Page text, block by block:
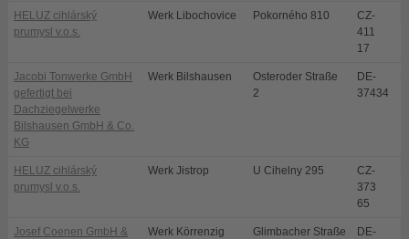
HELUZ cihlárský
prumysl v.o.s.
Werk Libochovice Pokorného 810
CZ-
411
17
Jacobi Tonwerke GmbH
gefertigt bei
Dachziegelwerke
Bilshausen GmbH & Co.
KG
Werk Bilshausen
Osteroder Straße
2
DE-
37434
HELUZ cihlárský
prumysl v.o.s.
Werk Jistrop U Cihelny 295
CZ-
373
65
Josef Coenen GmbH &
Werk Körrenzig
Glimbacher Straße
DE-